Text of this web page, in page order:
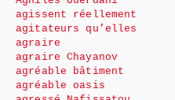
agissent réellement
agitateurs qu’elles
agraire
agraire Chayanov
agréable bâtiment
agréable oasis